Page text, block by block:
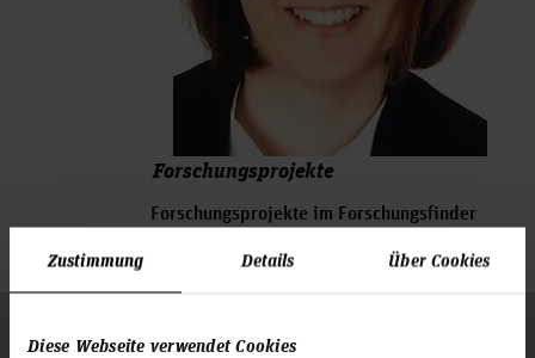
Zustimmung Details Über Cookies
Diese Webseite verwendet Cookies
Forschungsprojekte
Forschungsprojekte im Forschungsfinder